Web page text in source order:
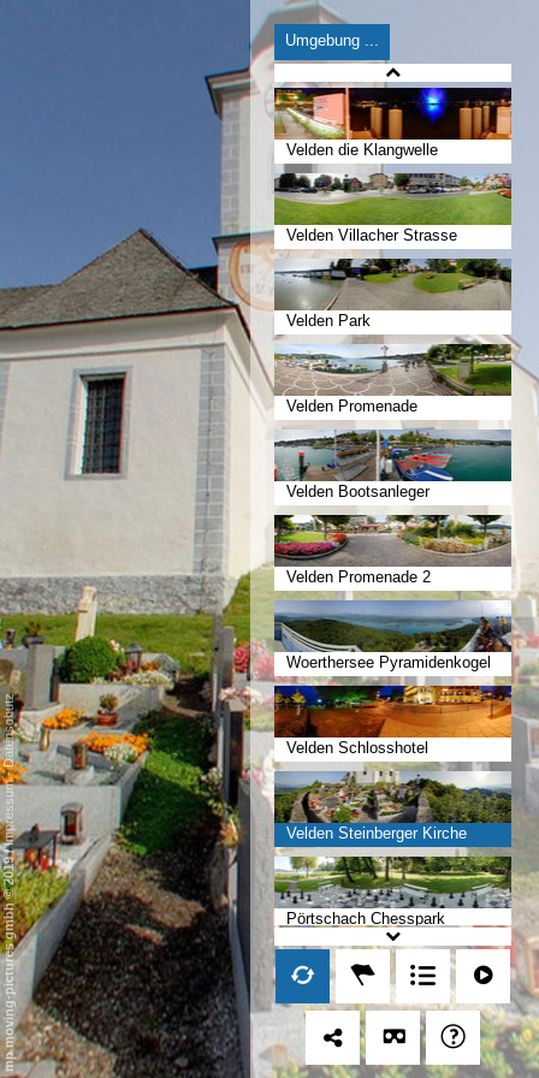
Umgebung ...
Velden die Klangwelle
Velden Villacher Strasse
Velden Park
Velden Promenade
Velden Bootsanleger
Velden Promenade 2
Woerthersee Pyramidenkogel
Velden Schlosshotel
Velden Steinberger Kirche
Pörtschach Chesspark
Pörtschach Freizeitpark
mp moving-pictures gmbh © 2019
/
Impressum
-
Datenschutz